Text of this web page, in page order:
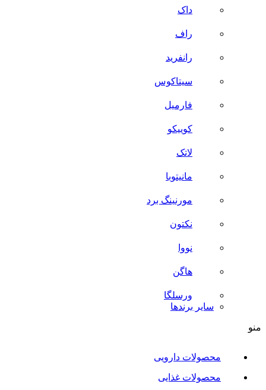
داک
راف
رانفرید
سیتاکوس
فارمیل
کوییکو
لاتک
مانیتوبا
مورنینگ برد
نکتون
نووا
هاگن
ورسلگا
سایر برند‌ها
منو
محصولات دارویی
محصولات غذایی